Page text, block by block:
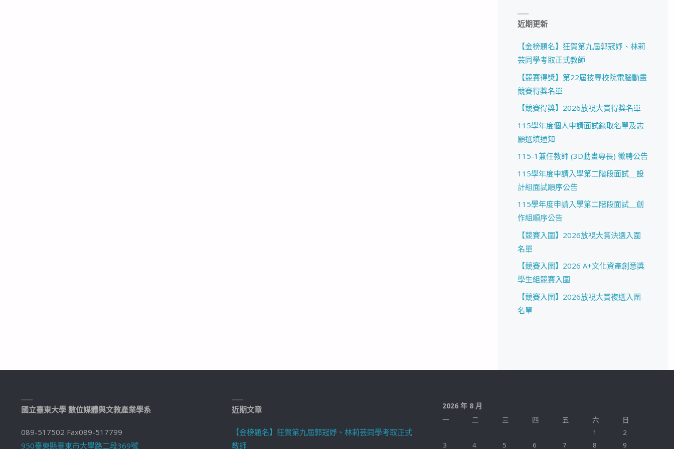
近期更新
【金榜題名】狂賀第九屆郭冠妤、林莉
芸同學考取正式教師
【競賽得獎】第22屆技專校院電腦動畫
競賽得獎名單
【競賽得獎】2026放視大賞得獎名單
115學年度個人申請面試錄取名單及志
願選填通知
115-1兼任教師 (3D動畫專長) 徵聘公告
115學年度申請入學第二階段面試＿設
計組面試順序公告
115學年度申請入學第二階段面試＿創
作組順序公告
【競賽入圍】2026放視大賞決選入圍
名單
【競賽入圍】2026 A+文化資產創意獎
學生組競賽入圍
【競賽入圍】2026放視大賞複選入圍
名單
國立臺東大學 數位媒體與文教產業學系
089-517502 Fax089-517799
950臺東縣臺東市大學路二段369號
近期文章
【金榜題名】狂賀第九屆郭冠妤、林莉芸同學考取正式
教師
2026 年 8 月
一
二 三 四 五 六
日
1
2
3
4 5 6 7 8 9